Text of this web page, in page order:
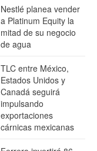
Nestlé planea vender
a Platinum Equity la
mitad de su negocio
de agua
TLC entre México,
Estados Unidos y
Canadá seguirá
impulsando
exportaciones
cárnicas mexicanas